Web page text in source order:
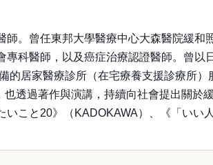
。曾任東邦大學醫療中心大森醫院緩
科醫師，以及癌症治療認證醫師。曾
的居家醫療診所（在宅療養支援診療所
透過著作與演講，持續向社會提出關
こと20》（KADOKAWA）、《「いい